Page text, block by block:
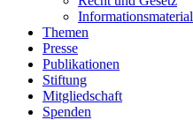
Informationsmaterial
Themen
Presse
Publikationen
Stiftung
Mitgliedschaft
Spenden